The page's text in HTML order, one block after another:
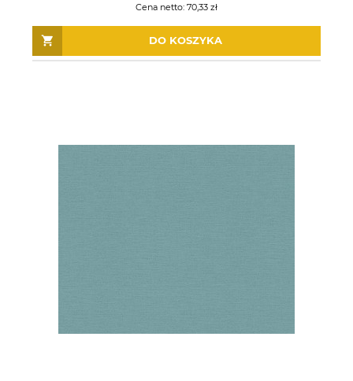
Cena netto: 70,33 zł
DO KOSZYKA